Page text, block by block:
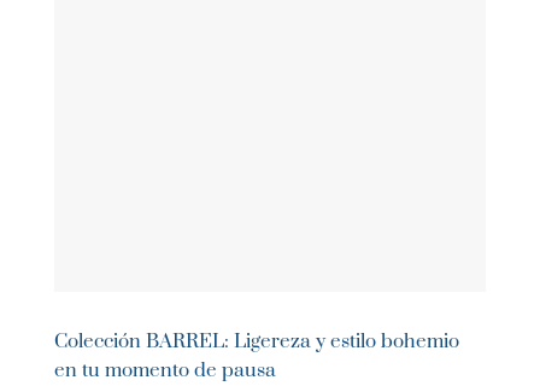
Colección BARREL: Ligereza y estilo bohemio
en tu momento de pausa